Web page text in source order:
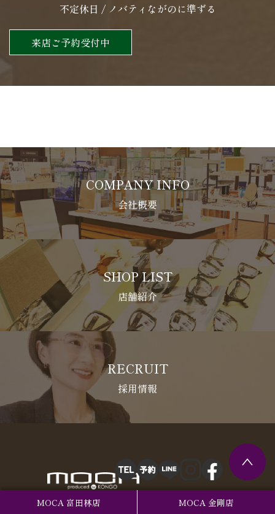
MOCA 富田林店 MOCA 金剛店
不定休日 / ノバティながのに準ずる
来店ご予約受付中
COMPANY INFO
会社概要
SHOP LIST
店舗紹介
RECRUIT
採用情報
CONCEPT